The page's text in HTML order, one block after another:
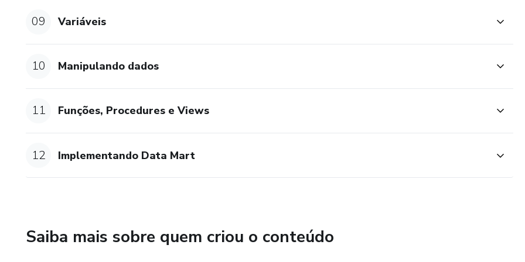
09 Variáveis
10 Manipulando dados
11 Funções, Procedures e Views
12 Implementando Data Mart
Saiba mais sobre quem criou o conteúdo